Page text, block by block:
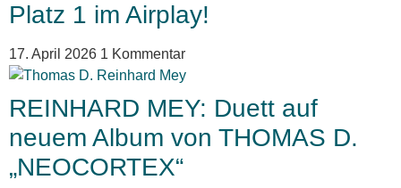
Platz 1 im Airplay!
17. April 2026 1 Kommentar
REINHARD MEY: Duett auf
neuem Album von THOMAS D.
„NEOCORTEX“